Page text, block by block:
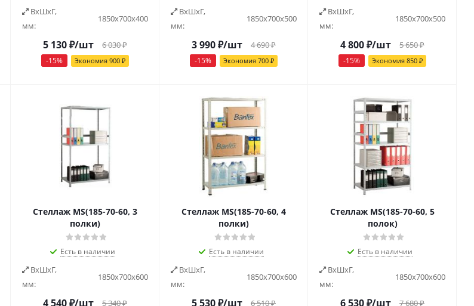
ВxШxГ,
мм:
1850х700х400
5 130₽/шт 6 030₽
-15% Экономия 900₽
ВxШxГ,
мм:
1850х700х500
3 990₽/шт 4 690₽
-15% Экономия 700₽
ВxШxГ,
мм:
1850х700х500
4 800₽/шт 5 650₽
-15% Экономия 850₽
Стеллаж MS(185-70-60, 3
полки)
Есть в наличии
ВxШxГ,
мм:
1850х700х600
4 540₽/шт 5 340₽
Стеллаж MS(185-70-60, 4
полки)
Есть в наличии
ВxШxГ,
мм:
1850х700х600
5 530₽/шт 6 510₽
Стеллаж MS(185-70-60, 5
полок)
Есть в наличии
ВxШxГ,
мм:
1850х700х600
6 530₽/шт 7 680₽